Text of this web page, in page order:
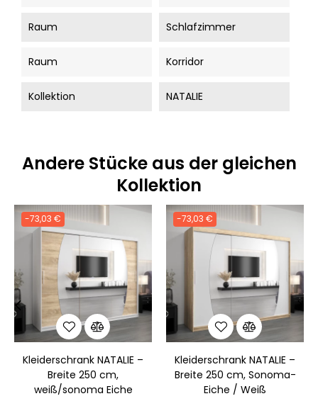
Raum Schlafzimmer
Raum Korridor
Kollektion NATALIE
Andere Stücke aus der gleichen
Kollektion
-73,03 €
Kleiderschrank NATALIE –
Breite 250 cm,
weiß/sonoma Eiche
-73,03 €
Kleiderschrank NATALIE –
Breite 250 cm, Sonoma-
Eiche / Weiß
‹